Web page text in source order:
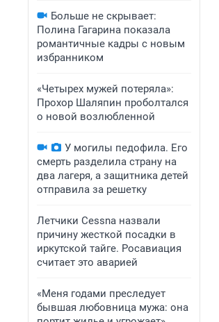
Больше не скрывает:
Полина Гагарина показала
романтичные кадры с новым
избранником
«Четырех мужей потеряла»:
Прохор Шаляпин проболтался
о новой возлюбленной
У могилы педофила. Его
смерть разделила страну на
два лагеря, а защитника детей
отправила за решетку
Летчики Cessna назвали
причину жесткой посадки в
иркутской тайге. Росавиация
считает это аварией
«Меня годами преследует
бывшая любовница мужа: она